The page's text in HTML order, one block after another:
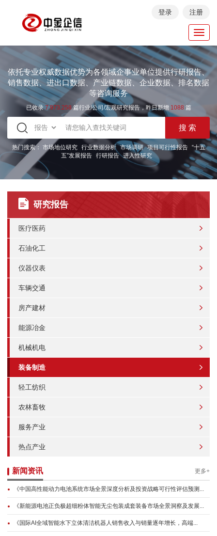
登录 注册
依托专业权威数据优势为各领域企事业单位提供行研报告、
销售数据、进出口数据、产业链数据、企业数据、排名数据
等咨询服务
已收录7.973.258篇行业/公司/宏观研究报告，昨日新增 1088 篇
热门搜索： 市场地位研究 行业数据分析 市场调研 项目可行性报告
“十五
五”发展报告 行研报告 进入性研究
研究报告
医疗医药
石油化工
仪器仪表
车辆交通
房产建材
能源冶金
机械机电
装备制造
轻工纺织
农林畜牧
服务产业
热点产业
新闻资讯 更多+
《中国高性能动力电池系统市场全景深度分析及投资战略可行性评估预测...
《新能源电池正负极超细粉体智能无尘包装成套装备市场全景洞察及发展...
《国际AI全域智能水下立体清洁机器人销售收入与销量逐年增长，高端...